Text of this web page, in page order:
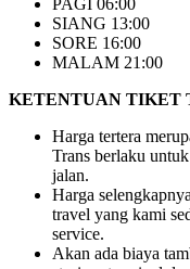
PAGI 06:00
SIANG 13:00
SORE 16:00
MALAM 21:00
KETENTUAN TIKET
Harga tertera
Trans berlaku
jalan.
Harga
travel yang kami
service.
Akan ada biaya